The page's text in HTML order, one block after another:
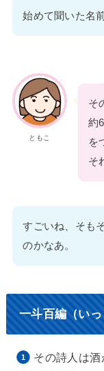
始めて聞いた名
ともこ
そ
約
を
そ
すごいね、そも
のかなあ。
一斗百編（い
その詩人は酒